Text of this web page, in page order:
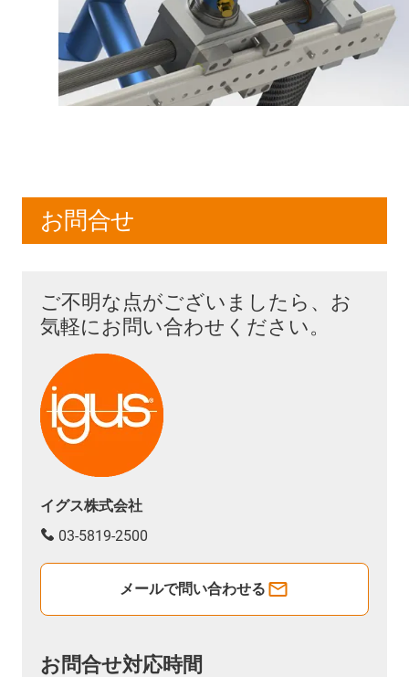
お問合せ
ご不明な点がございましたら、お
気軽にお問い合わせください。
イグス株式会社
03-5819-2500
メールで問い合わせる
お問合せ対応時間